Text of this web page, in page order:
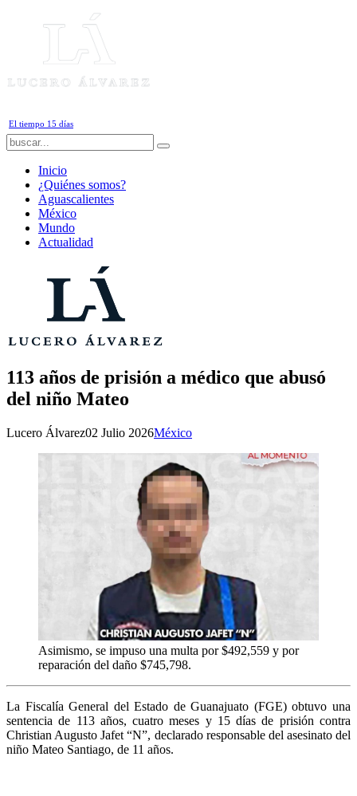
El tiempo 15 días
Inicio
¿Quiénes somos?
Aguascalientes
México
Mundo
Actualidad
113 años de prisión a médico que abusó
del niño Mateo
Lucero Álvarez02 Julio 2026México
Asimismo, se impuso una multa por $492,559 y por
reparación del daño $745,798.
La Fiscalía General del Estado de Guanajuato (FGE) obtuvo una
sentencia de 113 años, cuatro meses y 15 días de prisión contra
Christian Augusto Jafet “N”, declarado responsable del asesinato del
niño Mateo Santiago, de 11 años.